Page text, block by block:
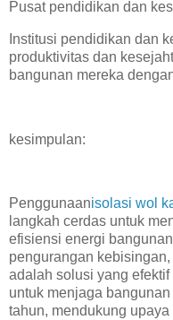
Pusat pendidikan dan
Institusi pendidikan dan
produktivitas dan
bangunan mereka
kesimpulan:
Penggunaanisolasi wol
langkah cerdas untuk
efisiensi energi
pengurangan
adalah solusi yang
untuk menjaga
tahun, mendukung